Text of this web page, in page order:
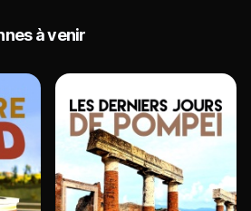
à venir